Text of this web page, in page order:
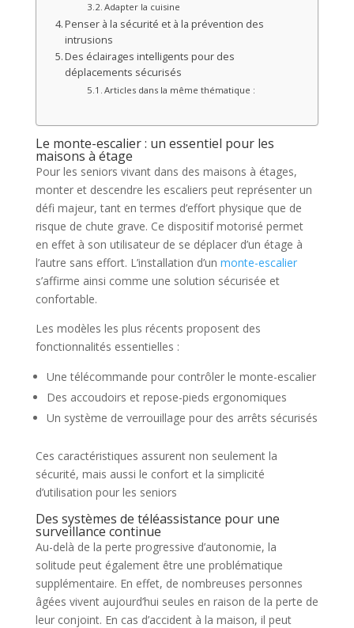
Adapter la cuisine
Penser à la sécurité et à la prévention des
intrusions
Des éclairages intelligents pour des
déplacements sécurisés
Articles dans la même thématique :
Le monte-escalier : un essentiel pour les
maisons à étage
Pour les seniors vivant dans des maisons à étages,
monter et descendre les escaliers peut représenter un
défi majeur, tant en termes d’effort physique que de
risque de chute grave. Ce dispositif motorisé permet
en effet à son utilisateur de se déplacer d’un étage à
l’autre sans effort. L’installation d’un monte-escalier
s’affirme ainsi comme une solution sécurisée et
confortable.
Les modèles les plus récents proposent des
fonctionnalités essentielles :
Une télécommande pour contrôler le monte-escalier
Des accoudoirs et repose-pieds ergonomiques
Un système de verrouillage pour des arrêts sécurisés
Ces caractéristiques assurent non seulement la
sécurité, mais aussi le confort et la simplicité
d’utilisation pour les seniors
Des systèmes de téléassistance pour une
surveillance continue
Au-delà de la perte progressive d’autonomie, la
solitude peut également être une problématique
supplémentaire. En effet, de nombreuses personnes
âgées vivent aujourd’hui seules en raison de la perte de
leur conjoint. En cas d’accident à la maison, il peut